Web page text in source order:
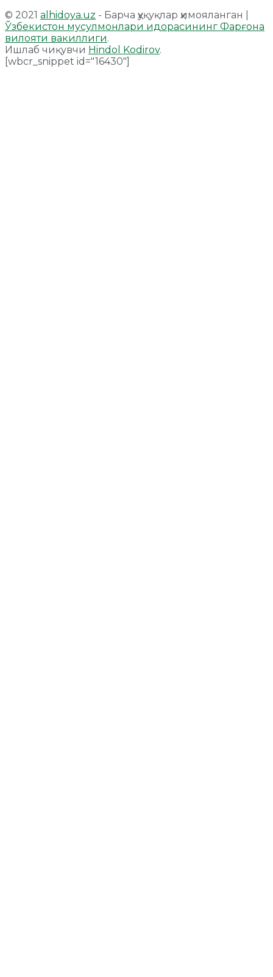
© 2021 alhidoya.uz - Барча ҳуқуқлар ҳимояланган |
Ўзбекистон мусулмонлари идорасининг Фарғона
вилояти вакиллиги.
Ишлаб чиқувчи Hindol Kodirov.
[wbcr_snippet id="16430"]